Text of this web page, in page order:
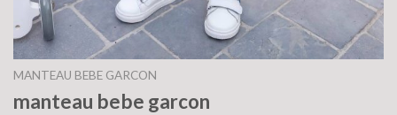
MANTEAU BEBE GARCON
manteau bebe garcon